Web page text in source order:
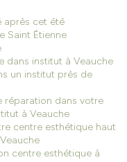
après cet été
Saint Étienne
dans institut à Veauche
un institut près de
réparation dans votre
à Veauche
centre esthétique haut
centre esthétique à